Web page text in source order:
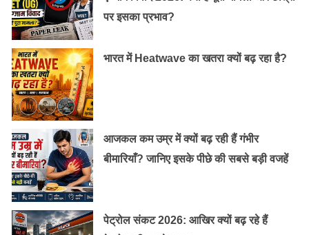
यही नहीं इस एक्ट्रेस का क्रेज ऐसा था, कि लोगों ने ख़ुशबू इडली
और खुशबू कॉफी जैसे नाम तक रख डाले। लेकिन जब शादी से पूर्व
पर इसका प्रभाव?
भारत में Heatwave का खतरा क्यों बढ़ रहा है?
आजकल कम उम्र में क्यों बढ़ रही हैं गंभीर
बीमारियाँ? जानिए इसके पीछे की सबसे बड़ी वजहें
पेट्रोल संकट 2026: आखिर क्यों बढ़ रहे हैं